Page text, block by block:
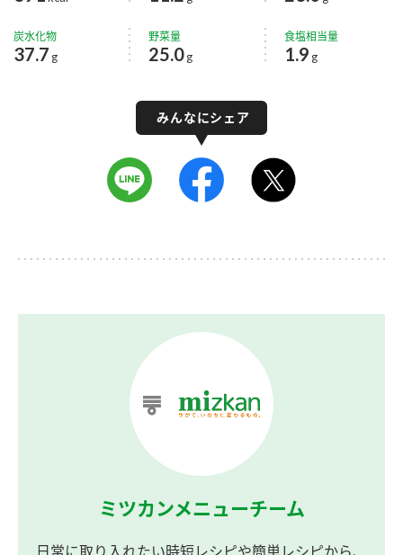
炭水化物
37.7 g
野菜量
25.0g
食塩相当量
1.9 g
ミツカンメニューチーム
日常に取り入れたい時短レシピや簡単レシピから、